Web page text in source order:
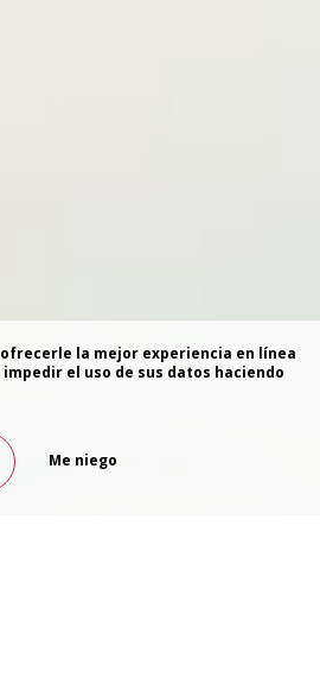
la mejor experiencia en línea
el uso de sus datos haciendo
Me niego